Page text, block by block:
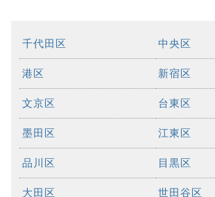
千代田区 中央区
港区 新宿区
文京区 台東区
墨田区 江東区
品川区 目黒区
大田区 世田谷区